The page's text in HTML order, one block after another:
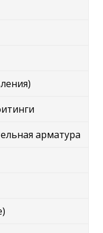
арматура